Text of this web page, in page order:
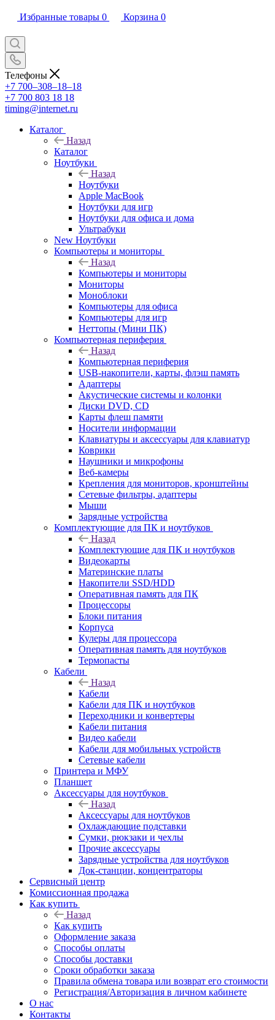
Избранные товары 0 Корзина 0
Телефоны
+7 700‒308‒18‒18
+7 700 803 18 18
timing@internet.ru
Каталог
Назад
Каталог
Ноутбуки
Назад
Ноутбуки
Apple MacBook
Ноутбуки для игр
Ноутбуки для офиса и дома
Ультрабуки
New Ноутбуки
Компьютеры и мониторы
Назад
Компьютеры и мониторы
Мониторы
Моноблоки
Компьютеры для офиса
Компьютеры для игр
Неттопы (Мини ПК)
Компьютерная периферия
Назад
Компьютерная периферия
USB-накопители, карты, флэш память
Адаптеры
Акустические системы и колонки
Диски DVD, CD
Карты флеш памяти
Носители информации
Клавиатуры и аксессуары для клавиатур
Коврики
Наушники и микрофоны
Веб-камеры
Крепления для мониторов, кронштейны
Сетевые фильтры, адаптеры
Мыши
Зарядные устройства
Комплектующие для ПК и ноутбуков
Назад
Комплектующие для ПК и ноутбуков
Видеокарты
Материнские платы
Накопители SSD/HDD
Оперативная память для ПК
Процессоры
Блоки питания
Корпуса
Кулеры для процессора
Оперативная память для ноутбуков
Термопасты
Кабели
Назад
Кабели
Кабели для ПК и ноутбуков
Переходники и конвертеры
Кабели питания
Видео кабели
Кабели для мобильных устройств
Сетевые кабели
Принтера и МФУ
Планшет
Аксессуары для ноутбуков
Назад
Аксессуары для ноутбуков
Охлаждающие подставки
Сумки, рюкзаки и чехлы
Прочие аксессуары
Зарядные устройства для ноутбуков
Док-станции, концентраторы
Сервисный центр
Комиссионная продажа
Как купить
Назад
Как купить
Оформление заказа
Способы оплаты
Способы доставки
Сроки обработки заказа
Правила обмена товара или возврат его стоимости
Регистрация/Авторизация в личном кабинете
О нас
Контакты